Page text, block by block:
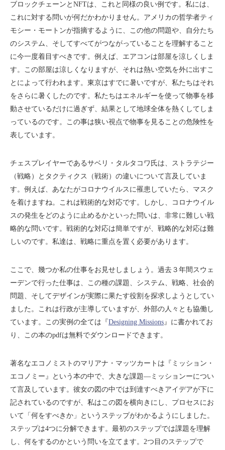
ブロックチェーンとNFTは、これと同様の良い例です。私には、
これに対する問いが何だかわかりません。アメリカの哲学者ティ
モシー・モートンが指摘するように、この他の問題や、自分たち
のシステム、そしてすべてがつながっていることを理解すること
に今一度着目すべきです。例えば、エアコンは部屋を涼しくしま
す。この部屋は涼しくなりますが、それは熱い空気を外に出すこ
とによって行われます。東京はすでに暑いですが、私たちはそれ
をさらに暑くしたのです。私たちはエネルギーを使って物事を移
動させているだけに過ぎず、結果として地球全体を熱くしてしま
っているのです。この事は狭い視点で物事を見ることの危険性を
表しています。
チェスプレイヤーであるサベリ・タルタコワ氏は、ストラテジー
（戦略）とタクティクス（戦術）の違いについて言及していま
す。例えば、あなたがコロナウイルスに罹患していたら、マスク
を着けますね。これは戦術的な対応です。しかし、コロナウイル
スの発生をどのように止めるかといった問いは、非常に難しい戦
略的な問いです。戦術的な対応は簡単ですが、戦略的な対応は難
しいのです。私達は、戦略に重点を置く必要があります。
ここで、幾つか私の仕事をお見せしましょう。過去３年間スウェ
ーデンで行った仕事は、この種の課題、システム、戦略、社会的
問題、そしてデザインが実際に果たす役割を探求しようとしてい
ました。これは行政が主導していますが、外部の人々とも協働し
ています。この実例の全ては『Designing Missions』に書かれてお
り、この本のpdfは無料でダウンロードできます。
著名なエコノミストのマリアナ・マッツカートは『ミッション・
エコノミー』という本の中で、大きな課題―ミッションーについ
て言及しています。彼女の図の中では到達すべきアイデアが下に
記されているのですが、私はこの図を横向きにし、プロセスにお
いて「何をすべきか」というステップがわかるようにしました。
ステップは4つに分解できます。最初のステップでは課題を理解
し、何をするのかという問いを立てます。2つ目のステップで